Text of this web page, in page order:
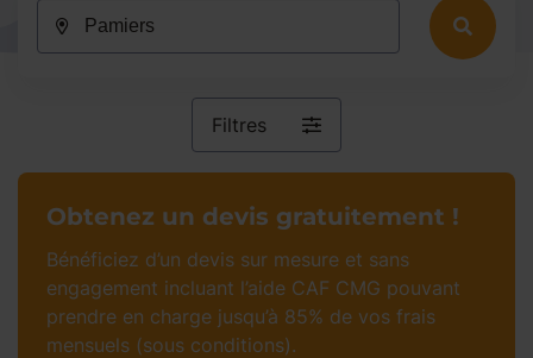
Filtres
Obtenez un devis gratuitement !
Bénéficiez d’un devis sur mesure et sans
engagement incluant l’aide CAF CMG pouvant
prendre en charge jusqu’à 85% de vos frais
mensuels (sous conditions).